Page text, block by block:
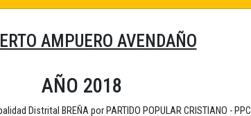
AMPUERO AVENDAÑO
AÑO 2018
Distrital BREÑA por PARTIDO POPULAR CRISTIANO - PPC